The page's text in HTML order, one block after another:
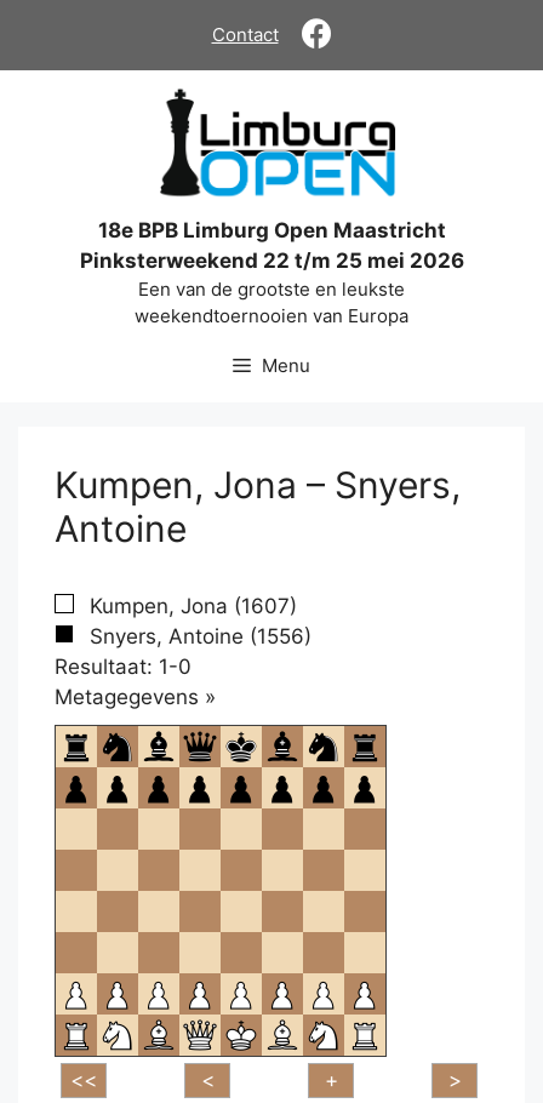
de
Contact
18e BPB Limburg Open Maastricht
Pinksterweekend 22 t/m 25 mei 2026
Een van de grootste en leukste
weekendtoernooien van Europa
Menu
Kumpen, Jona – Snyers,
Antoine
Kumpen, Jona (1607)
Snyers, Antoine (1556)
Resultaat: 1-0
Metagegevens »
om
te
openen.